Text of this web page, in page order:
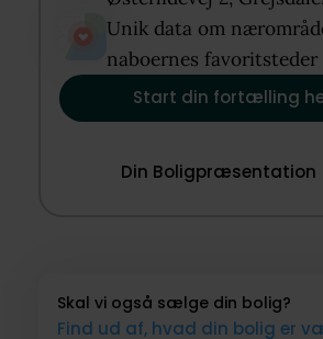
Unik data om
naboernes favoritsteder​
Start din fortælling
Din Boligpræsentation
Skal vi også sælge din bolig?
Find ud af, hvad din bolig er